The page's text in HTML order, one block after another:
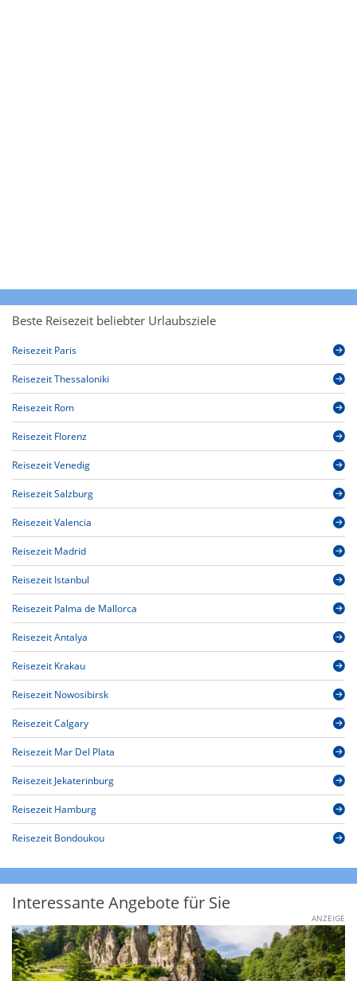
Beste Reisezeit beliebter Urlaubsziele
Reisezeit Paris
Reisezeit Thessaloniki
Reisezeit Rom
Reisezeit Florenz
Reisezeit Venedig
Reisezeit Salzburg
Reisezeit Valencia
Reisezeit Madrid
Reisezeit Istanbul
Reisezeit Palma de Mallorca
Reisezeit Antalya
Reisezeit Krakau
Reisezeit Nowosibirsk
Reisezeit Calgary
Reisezeit Mar Del Plata
Reisezeit Jekaterinburg
Reisezeit Hamburg
Reisezeit Bondoukou
Interessante Angebote für Sie
ANZEIGE